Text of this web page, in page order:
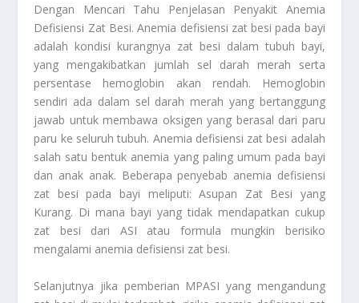
Dengan Mencari Tahu Penjelasan Penyakit Anemia
Defisiensi Zat Besi. Anemia defisiensi zat besi pada bayi
adalah kondisi kurangnya zat besi dalam tubuh bayi,
yang mengakibatkan jumlah sel darah merah serta
persentase hemoglobin akan rendah. Hemoglobin
sendiri ada dalam sel darah merah yang bertanggung
jawab untuk membawa oksigen yang berasal dari paru
paru ke seluruh tubuh. Anemia defisiensi zat besi adalah
salah satu bentuk anemia yang paling umum pada bayi
dan anak anak. Beberapa penyebab anemia defisiensi
zat besi pada bayi meliputi: Asupan Zat Besi yang
Kurang. Di mana bayi yang tidak mendapatkan cukup
zat besi dari ASI atau formula mungkin berisiko
mengalami anemia defisiensi zat besi.
Selanjutnya jika pemberian MPASI yang mengandung